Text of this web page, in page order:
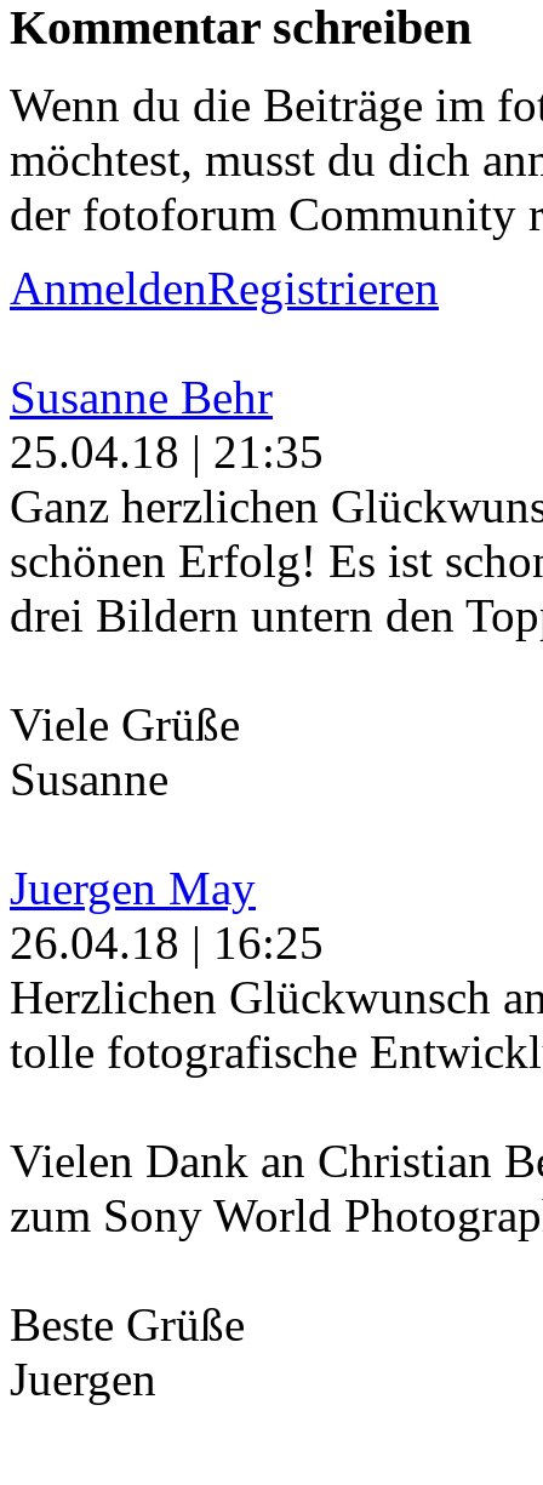
Kommentar schreiben
Wenn du die Beiträge im
möchtest, musst du dich
der fotoforum Community
AnmeldenRegistrieren
Susanne Behr
25.04.18 | 21:35
Ganz herzlichen
schönen Erfolg! Es ist
drei Bildern untern den
Viele Grüße
Susanne
Juergen May
26.04.18 | 16:25
Herzlichen Glückwunsch
tolle fotografische
Vielen Dank an Christian
zum Sony World
Beste Grüße
Juergen